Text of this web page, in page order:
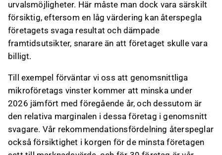
urvalsmöjligheter. Här måste man dock vara särskilt
försiktig, eftersom en låg värdering kan återspegla
företagets svaga resultat och dämpade
framtidsutsikter, snarare än att företaget skulle vara
billigt.
Till exempel förväntar vi oss att genomsnittliga
mikroföretags vinster kommer att minska under
2026 jämfört med föregående år, och dessutom är
den relativa marginalen i dessa företag i genomsnitt
svagare. Vår rekommendationsfördelning återspeglar
också försiktighet i korgen för de minsta företagen